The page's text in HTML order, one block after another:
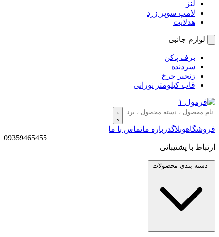
لنز
لامپ سوپر زرد
هدلایت
لوازم جانبی
برف پاکن
سردنده
زنجیر چرخ
قاب کیلومتر نورانی
فروشگاهوبلاگدرباره ماتماس با ما
09359465455
ارتباط با پشتیبانی
دسته بندی محصولات